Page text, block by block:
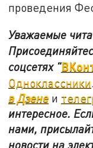
проведения
Уважаемые
соцсетях "
Одноклассники.
в Дзене и
интересное.
нами,
новости на